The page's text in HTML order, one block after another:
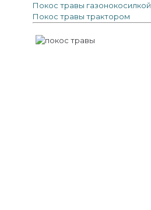
Покос травы газонокосилкой
Покос травы трактором